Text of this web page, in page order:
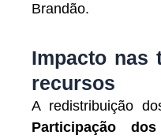
Brandão.
Impacto nas
recursos
A redistribuição
Participação